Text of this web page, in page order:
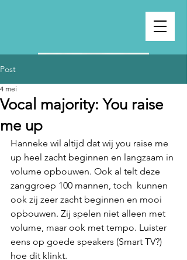
Post
Vocal majority: You raise
me up
4 mei
Hanneke wil altijd dat wij you raise me
up heel zacht beginnen en langzaam in
volume opbouwen. Ook al telt deze
zanggroep 100 mannen, toch  kunnen
ook zij zeer zacht beginnen en mooi
opbouwen. Zij spelen niet alleen met
volume, maar ook met tempo. Luister
eens op goede speakers (Smart TV?)
hoe dit klinkt.